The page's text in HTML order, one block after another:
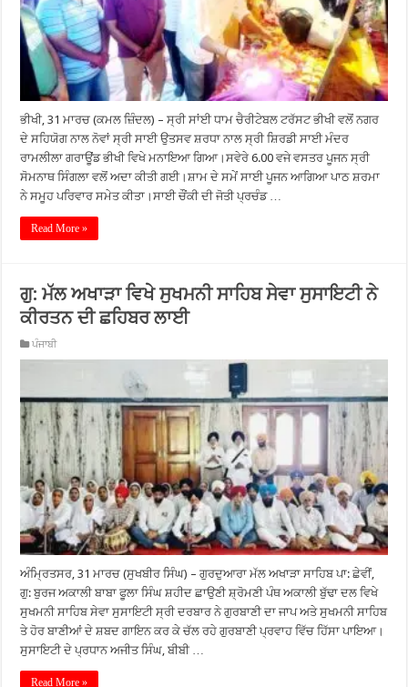
ਭੀਖੀ, 31 ਮਾਰਚ (ਕਮਲ ਜ਼ਿੰਦਲ) – ਸ੍ਰੀ ਸਾਂਈ ਧਾਮ ਚੈਰੀਟੇਬਲ ਟਰੱਸਟ ਭੀਖੀ ਵਲੋਂ ਨਗਰ
ਦੇ ਸਹਿਯੋਗ ਨਾਲ ਨੋਵਾਂ ਸ੍ਰੀ ਸਾਈ ਉਤਸਵ ਸ਼ਰਧਾ ਨਾਲ ਸ੍ਰੀ ਸ਼ਿਰਡੀ ਸਾਈ ਮੰਦਰ
ਰਾਮਲੀਲਾ ਗਰਾਊਂਡ ਭੀਖੀ ਵਿਖੇ ਮਨਾਇਆ ਗਿਆ।ਸਵੇਰੇ 6.00 ਵਜੇ ਵਸਤਰ ਪੂਜਨ ਸ੍ਰੀ
ਸੋਮਨਾਥ ਸਿੰਗਲਾ ਵਲੋਂ ਅਦਾ ਕੀਤੀ ਗਈ।ਸ਼ਾਮ ਦੇ ਸਮੇਂ ਸਾਈ ਪੂਜਨ ਆਗਿਆ ਪਾਠ ਸ਼ਰਮਾ
ਨੇ ਸਮੂਹ ਪਰਿਵਾਰ ਸਮੇਤ ਕੀਤਾ।ਸਾਈ ਚੌਂਕੀ ਦੀ ਜੋਤੀ ਪ੍ਰਚੰਡ …
Read More »
ਗੁ: ਮੱਲ ਅਖਾੜਾ ਵਿਖੇ ਸੁਖਮਨੀ ਸਾਹਿਬ ਸੇਵਾ ਸੁਸਾਇਟੀ ਨੇ
ਕੀਰਤਨ ਦੀ ਛਹਿਬਰ ਲਾਈ
ਪੰਜਾਬੀ
ਅੰਮ੍ਰਿਤਸਰ, 31 ਮਾਰਚ (ਸੁਖਬੀਰ ਸਿੰਘ) – ਗੁਰਦੁਆਰਾ ਮੱਲ ਅਖਾੜਾ ਸਾਹਿਬ ਪਾ: ਛੇਵੀਂ,
ਗੁ: ਬੁਰਜ ਅਕਾਲੀ ਬਾਬਾ ਫੂਲਾ ਸਿੰਘ ਸ਼ਹੀਦ ਛਾਉਣੀ ਸ਼੍ਰੋਮਣੀ ਪੰਥ ਅਕਾਲੀ ਬੁੱਢਾ ਦਲ ਵਿਖੇ
ਸੁਖਮਨੀ ਸਾਹਿਬ ਸੇਵਾ ਸੁਸਾਇਟੀ ਸ੍ਰੀ ਦਰਬਾਰ ਨੇ ਗੁਰਬਾਣੀ ਦਾ ਜਾਪ ਅਤੇ ਸੁਖਮਨੀ ਸਾਹਿਬ
ਤੇ ਹੋਰ ਬਾਣੀਆਂ ਦੇ ਸ਼ਬਦ ਗਾਇਨ ਕਰ ਕੇ ਚੱਲ ਰਹੇ ਗੁਰਬਾਣੀ ਪ੍ਰਵਾਹ ਵਿੱਚ ਹਿੱਸਾ ਪਾਇਆ।
ਸੁਸਾਇਟੀ ਦੇ ਪ੍ਰਧਾਨ ਅਜੀਤ ਸਿੰਘ, ਬੀਬੀ …
Read More »